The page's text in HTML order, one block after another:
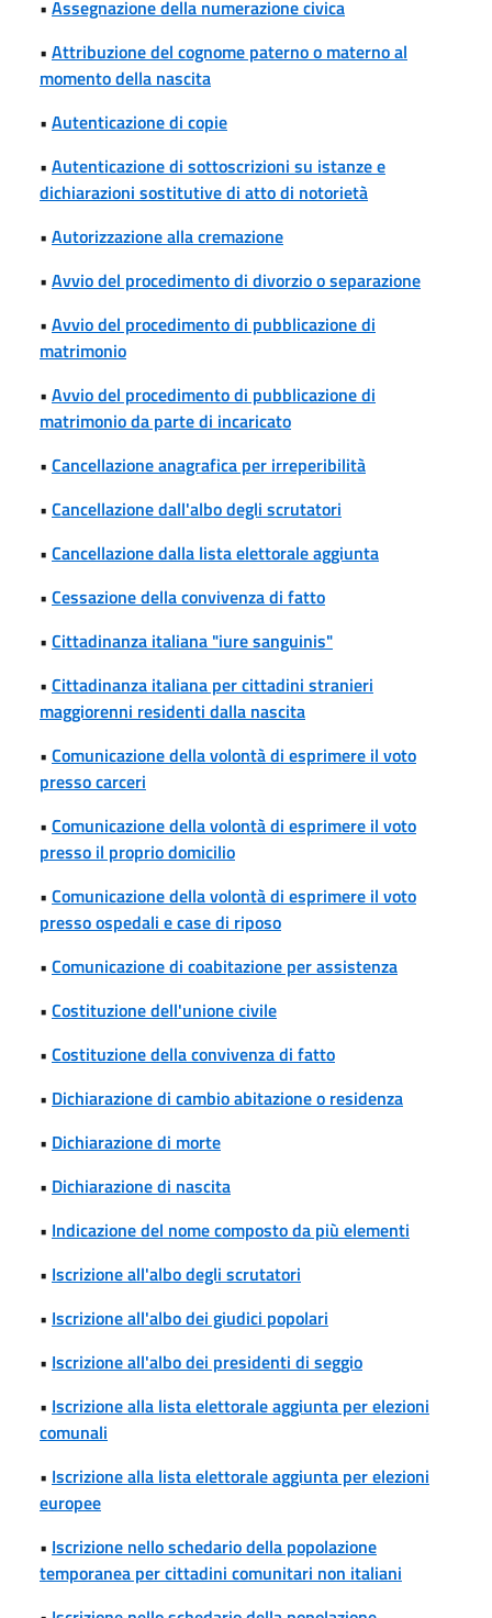
• Assegnazione della numerazione civica
• Attribuzione del cognome paterno o materno al
momento della nascita
• Autenticazione di copie
• Autenticazione di sottoscrizioni su istanze e
dichiarazioni sostitutive di atto di notorietà
• Autorizzazione alla cremazione
• Avvio del procedimento di divorzio o separazione
• Avvio del procedimento di pubblicazione di
matrimonio
• Avvio del procedimento di pubblicazione di
matrimonio da parte di incaricato
• Cancellazione anagrafica per irreperibilità
• Cancellazione dall'albo degli scrutatori
• Cancellazione dalla lista elettorale aggiunta
• Cessazione della convivenza di fatto
• Cittadinanza italiana "iure sanguinis"
• Cittadinanza italiana per cittadini stranieri
maggiorenni residenti dalla nascita
• Comunicazione della volontà di esprimere il voto
presso carceri
• Comunicazione della volontà di esprimere il voto
presso il proprio domicilio
• Comunicazione della volontà di esprimere il voto
presso ospedali e case di riposo
• Comunicazione di coabitazione per assistenza
• Costituzione dell'unione civile
• Costituzione della convivenza di fatto
• Dichiarazione di cambio abitazione o residenza
• Dichiarazione di morte
• Dichiarazione di nascita
• Indicazione del nome composto da più elementi
• Iscrizione all'albo degli scrutatori
• Iscrizione all'albo dei giudici popolari
• Iscrizione all'albo dei presidenti di seggio
• Iscrizione alla lista elettorale aggiunta per elezioni
comunali
• Iscrizione alla lista elettorale aggiunta per elezioni
europee
• Iscrizione nello schedario della popolazione
temporanea per cittadini comunitari non italiani